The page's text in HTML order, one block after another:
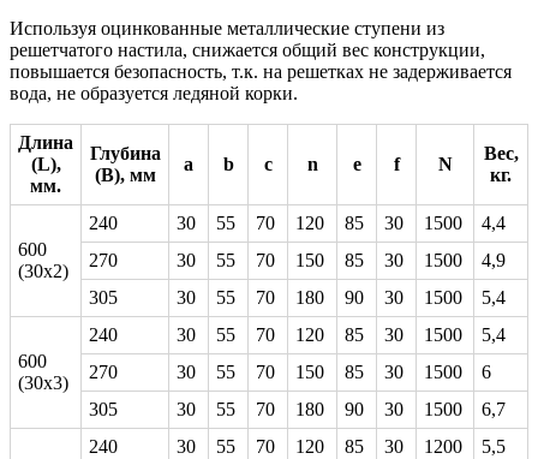
Используя оцинкованные металлические ступени из
решетчатого настила, снижается общий вес конструкции,
повышается безопасность, т.к. на решетках не задерживается
вода, не образуется ледяной корки.
Длина
(L),
мм.
Глубина
(В), мм
a b c n e f N
Вес,
кг.
600
(30х2)
240 30 55 70 120 85 30 1500
4,4
270
30 55 70 150 85 30 1500
4,9
305
30 55 70 180 90 30 1500 5,4
600
(30х3)
240 30 55 70 120 85 30 1500
5,4
270
30 55 70 150 85 30 1500
6
305
30 55 70 180 90 30 1500 6,7
240 30 55 70 120 85 30 1200
5,5